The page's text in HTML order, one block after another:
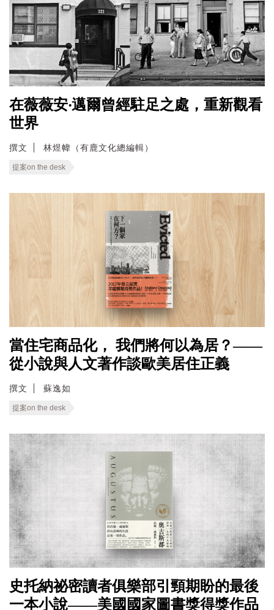
在薇薇安‧邁爾曾經駐足之處，重新觀看
世界
撰文 林煜幃（有鹿文化總編輯）
提案on the desk
當住宅商品化， 我們將何以為居？——
從小說與人文著作談歐美居住正義
撰文 蘇逸如
提案on the desk
史托納祕密讀者俱樂部引頸期盼的最後
一本小說——美國國家圖書獎得獎作品